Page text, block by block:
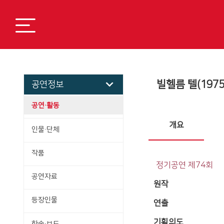
공연정보
공연·활동
인물·단체
작품
공연자료
등장인물
빌헬름 텔
개요
정기공연 제74회
원작
연출
기획의도